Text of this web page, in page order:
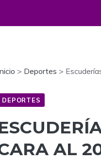
> Deportes >
DEPORTES
AL